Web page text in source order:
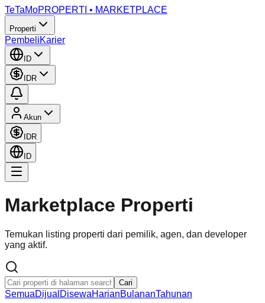
TeTaMoPROPERTI • MARKETPLACE
Properti
PembeliKarier
ID
IDR
Akun
IDR
ID
Marketplace Properti
Temukan listing properti dari pemilik, agen, dan developer
yang aktif.
Cari
SemuaDijual DisewaHarianBulananTahunan